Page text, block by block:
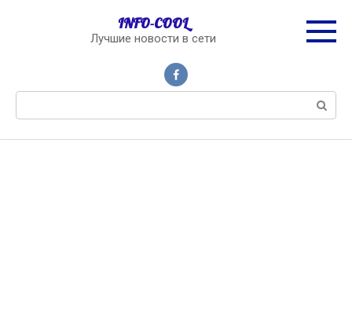
INFO-COOL
Лучшие новости в сети